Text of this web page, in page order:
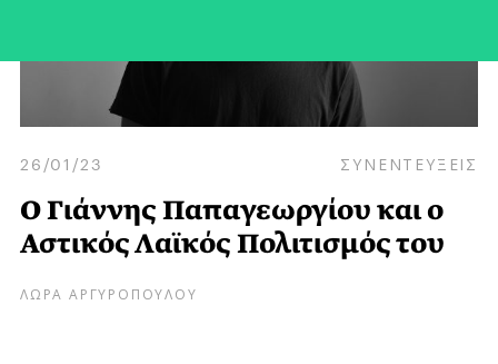
26/01/23 ΣΥΝΕΝΤΕΥΞΕΙΣ
Ο Γιάννης Παπαγεωργίου και ο
Αστικός Λαϊκός Πολιτισμός του
ΛΩΡΑ ΑΡΓΥΡΟΠΟΥΛΟΥ